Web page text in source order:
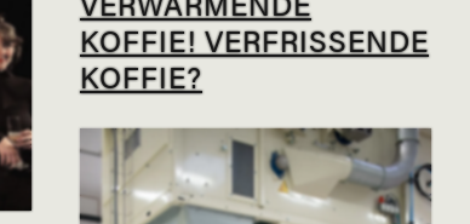
KOFFIE! VERFRISSENDE
KOFFIE?